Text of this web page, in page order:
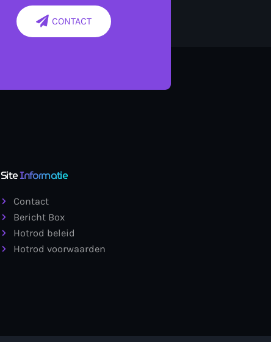
CONTACT
SiteInformatie
Contact
Bericht Box
Hotrod beleid
Hotrod voorwaarden